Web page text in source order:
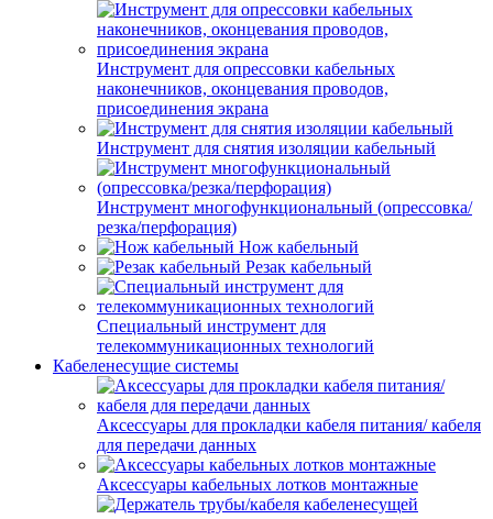
Инструмент для опрессовки кабельных
наконечников, оконцевания проводов,
присоединения экрана
Инструмент для снятия изоляции кабельный
Инструмент многофункциональный (опрессовка/
резка/перфорация)
Нож кабельный
Резак кабельный
Специальный инструмент для
телекоммуникационных технологий
Кабеленесущие системы
Аксессуары для прокладки кабеля питания/ кабеля
для передачи данных
Аксессуары кабельных лотков монтажные